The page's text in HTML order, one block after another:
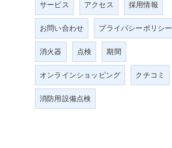
サービス アクセス 採用情報
お問い合わせ プライバシーポリシー
消火器 点検 期間
オンラインショッピング クチコミ
消防用設備点検